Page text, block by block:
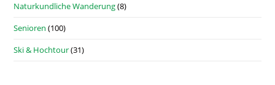
Naturkundliche Wanderung(8)
Senioren (100)
Ski & Hochtour(31)